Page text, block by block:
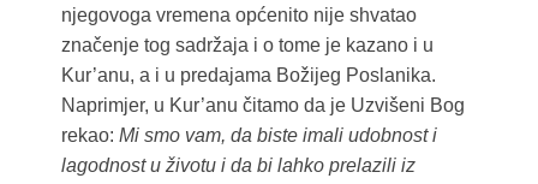
njegovoga vremena općenito nije shvatao
značenje tog sadržaja i o tome je kazano i u
Kur’anu, a i u predajama Božijeg Poslanika.
Naprimjer, u Kur’anu čitamo da je Uzvišeni Bog
rekao: Mi smo vam, da biste imali udobnost i
lagodnost u životu i da bi lahko prelazili iz